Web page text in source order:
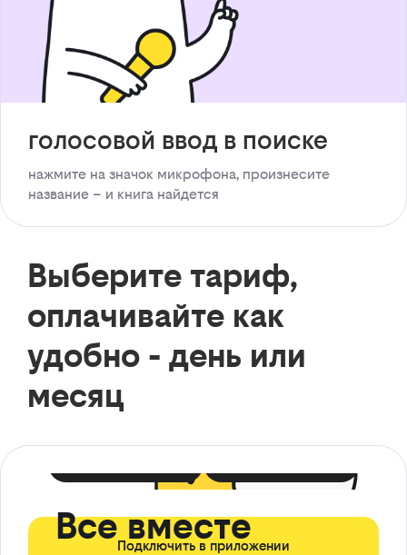
голосовой ввод в поиске
нажмите на значок микрофона, произнесите
название – и книга найдется
Выберите тариф,
оплачивайте как
удобно - день или
месяц
Все вместе
Подключить в приложении